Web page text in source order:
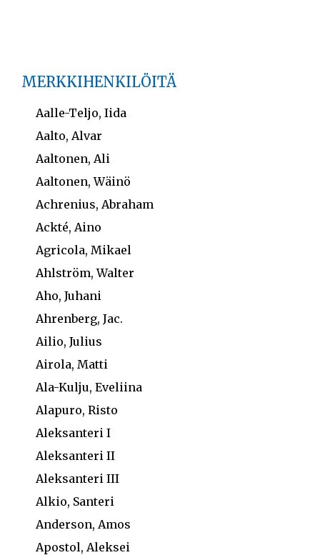
MERKKIHENKILÖITÄ
Aalle-Teljo, Iida
Aalto, Alvar
Aaltonen, Ali
Aaltonen, Wäinö
Achrenius, Abraham
Ackté, Aino
Agricola, Mikael
Ahlström, Walter
Aho, Juhani
Ahrenberg, Jac.
Ailio, Julius
Airola, Matti
Ala-Kulju, Eveliina
Alapuro, Risto
Aleksanteri I
Aleksanteri II
Aleksanteri III
Alkio, Santeri
Anderson, Amos
Apostol, Aleksei